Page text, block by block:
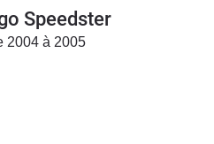
Speedster
2004 à 2005